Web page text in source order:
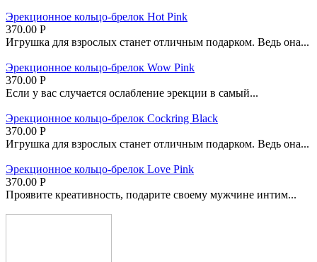
Эрекционное кольцо-брелок Hot Pink
370.00 Р
Игрушка для взрослых станет отличным подарком. Ведь она...
Эрекционное кольцо-брелок Wow Pink
370.00 Р
Если у вас случается ослабление эрекции в самый...
Эрекционное кольцо-брелок Cockring Black
370.00 Р
Игрушка для взрослых станет отличным подарком. Ведь она...
Эрекционное кольцо-брелок Love Pink
370.00 Р
Проявите креативность, подарите своему мужчине интим...